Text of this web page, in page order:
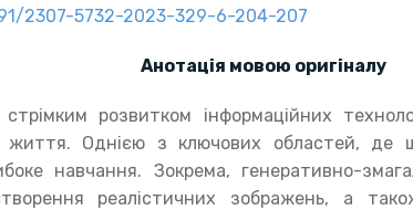
2307-5732-2023-329-6-204-207
Анотація мовою оригіналу
стрімким розвитком інформаційних
життя. Однією з ключових областей, де
навчання. Зокрема, генеративно-
реалістичних зображень, а